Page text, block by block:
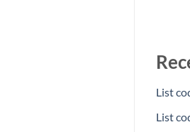
List
List